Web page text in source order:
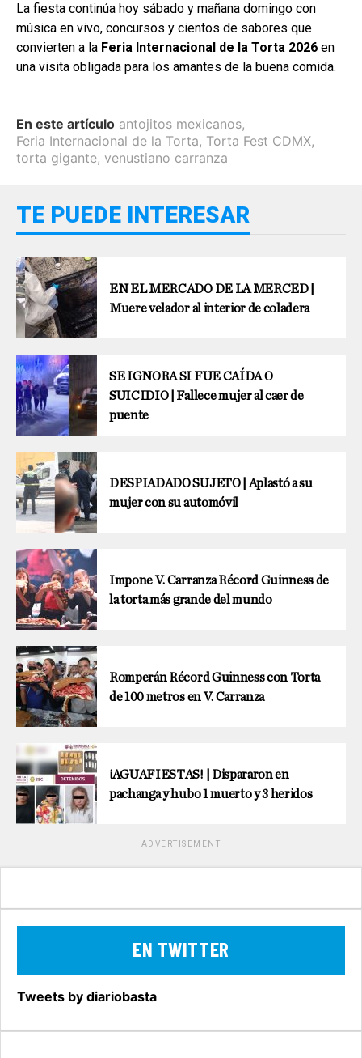
La fiesta continúa hoy sábado y mañana domingo con
música en vivo, concursos y cientos de sabores que
convierten a la Feria Internacional de la Torta 2026 en
una visita obligada para los amantes de la buena comida.
En este artículo antojitos mexicanos,
Feria Internacional de la Torta, Torta Fest CDMX,
torta gigante, venustiano carranza
TE PUEDE INTERESAR
EN EL MERCADO DE LA MERCED |
Muere velador al interior de coladera
SE IGNORA SI FUE CAÍDA O
SUICIDIO | Fallece mujer al caer de
puente
DESPIADADO SUJETO | Aplastó a su
mujer con su automóvil
Impone V. Carranza Récord Guinness de
la torta más grande del mundo
Romperán Récord Guinness con Torta
de 100 metros en V. Carranza
¡AGUAFIESTAS! | Dispararon en
pachanga y hubo 1 muerto y 3 heridos
ADVERTISEMENT
EN TWITTER
Tweets by diariobasta